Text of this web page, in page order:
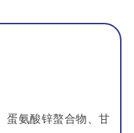
蛋氨酸锌螯合物、甘